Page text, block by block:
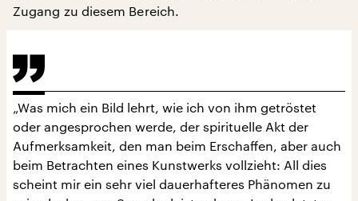
Zugang zu diesem Bereich.
„Was mich ein Bild lehrt, wie ich von ihm getröstet
oder angesprochen werde, der spirituelle Akt der
Aufmerksamkeit, den man beim Erschaffen, aber auch
beim Betrachten eines Kunstwerks vollzieht: All dies
scheint mir ein sehr viel dauerhafteres Phänomen zu